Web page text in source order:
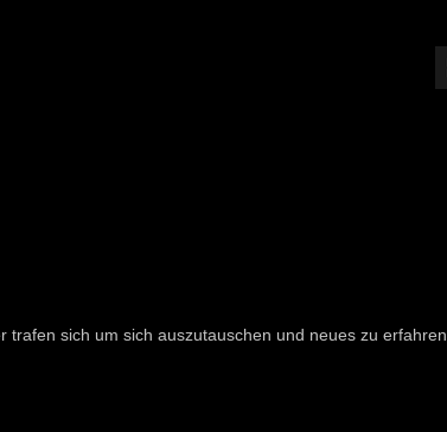
sich um sich auszutauschen und neues zu erfahren.